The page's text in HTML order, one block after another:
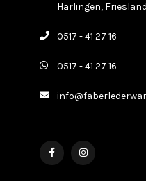
Harlingen,
0517 - 41 27 16
0517 - 41 27 16